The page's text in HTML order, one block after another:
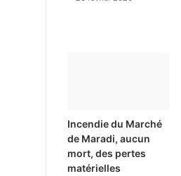
Incendie du Marché
de Maradi, aucun
mort, des pertes
matérielles